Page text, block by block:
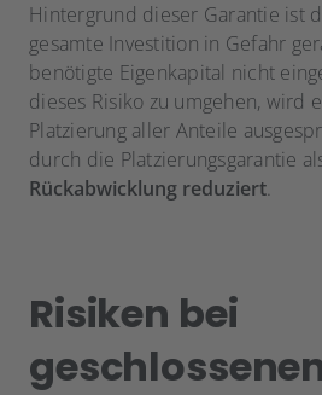
Hintergrund dieser Garantie ist
gesamte Investition in Gefahr
benötigte Eigenkapital nicht
dieses Risiko zu umgehen, wird
Platzierung aller Anteile
durch die Platzierungsgarantie
Rückabwicklung reduziert.
Risiken bei